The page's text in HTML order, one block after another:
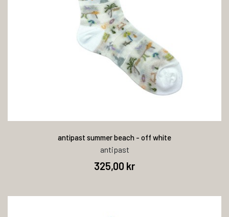
antipast summer beach - off white
antipast
325,00 kr